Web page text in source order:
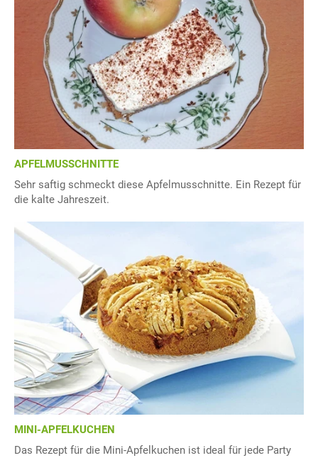
APFELMUSSCHNITTE
Sehr saftig schmeckt diese Apfelmusschnitte. Ein Rezept für
die kalte Jahreszeit.
MINI-APFELKUCHEN
Das Rezept für die Mini-Apfelkuchen ist ideal für jede Party